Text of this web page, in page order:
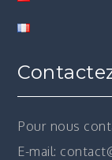
Pour nous
E-mail: